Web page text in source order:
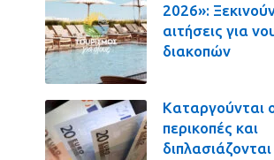
2026»:
αιτήσεις για
διακοπών
Καταργούνται
περικοπές και
διπλασιάζονται